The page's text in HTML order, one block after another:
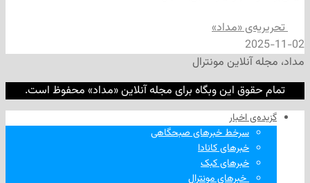
«مداد»
مونترال
این وبگاه برای مجله آنلاین «مداد» محفوظ است.
اخبار
سرخط خبرهای صبحگاهی
خبرهای کانادا
خبرهای کبک
‌ خبرهای مونترال